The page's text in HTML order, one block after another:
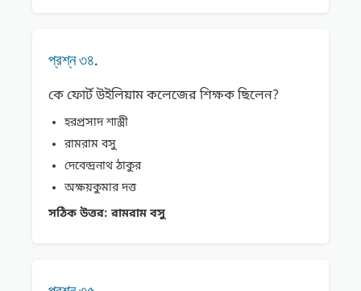
প্রশ্ন ৩৪.
কে ফোর্ট উইলিয়াম কলেজের শিক্ষক ছিলেন?
হরপ্রসাদ শাস্ত্রী
রামরাম বসু
দেবেন্দ্রনাথ ঠাকুর
অক্ষয়কুমার দত্ত
সঠিক উত্তর: রামরাম বসু